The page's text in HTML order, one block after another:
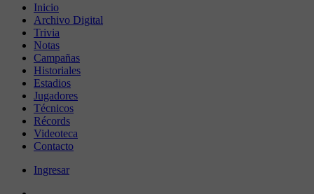
Inicio
Archivo Digital
Trivia
Notas
Campañas
Historiales
Estadios
Jugadores
Técnicos
Récords
Videoteca
Contacto
Ingresar